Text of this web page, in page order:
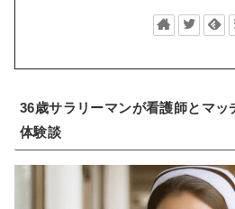
36歳サラリーマンが看護師とマッ
体験談